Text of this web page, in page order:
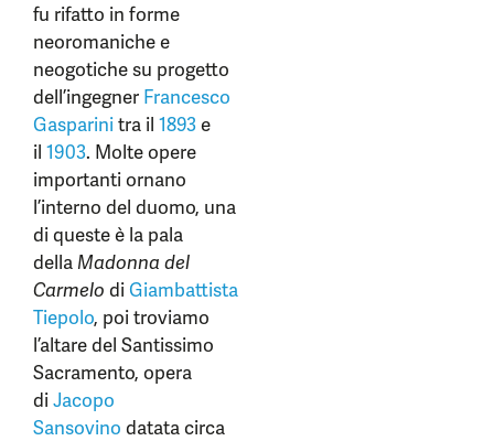
fu rifatto in forme
neoromaniche e
neogotiche su progetto
dell’ingegner Francesco
Gasparinitra il 1893e
il 1903. Molte opere
importanti ornano
l’interno del duomo, una
di queste è la pala
della Madonna del
Carmelo diGiambattista
Tiepolo, poi troviamo
l’altare del Santissimo
Sacramento, opera
diJacopo
Sansovino datata circa